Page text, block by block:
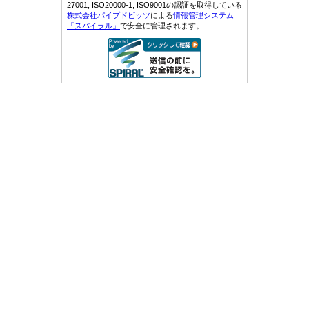
27001, ISO20000-1, ISO9001の認証を取得している
株式会社パイプドビッツによる情報管理システム
「スパイラル」 で安全に管理されます。